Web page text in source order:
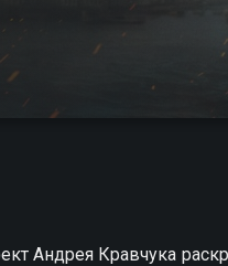
Андрея Кравчука